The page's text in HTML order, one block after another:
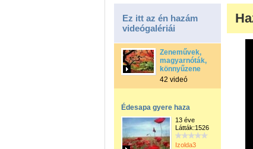
Ez itt az én hazám
videógalériái
Zeneművek,
magyarnóták,
könnyűzene
42 videó
Édesapa gyere haza
13 éve
Látták:1526
Izolda3